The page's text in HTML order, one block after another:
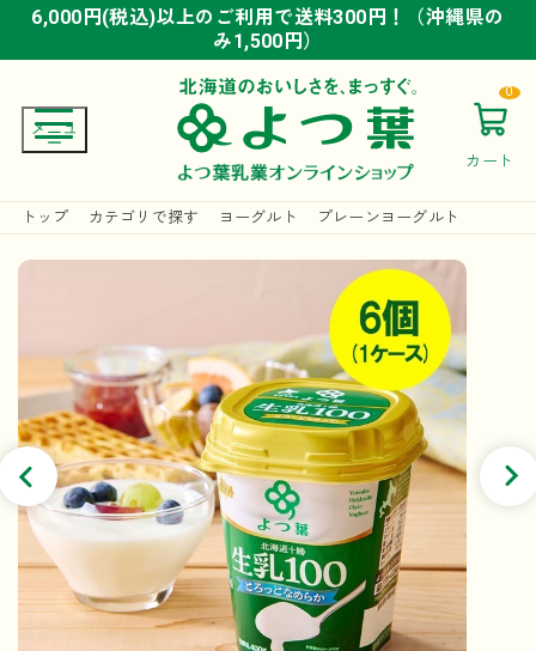
6,000円(税込)以上のご利用で送料300円！（沖縄県の
み1,500円）
6,000円(税込)以上のご利用で送料300円！（沖縄県の
み1,500円）
6,000円(税込)以上のご利用で送料300円！（沖縄県の
み1,500円）
カート
0
トップ カテゴリで探す ヨーグルト プレーンヨーグルト